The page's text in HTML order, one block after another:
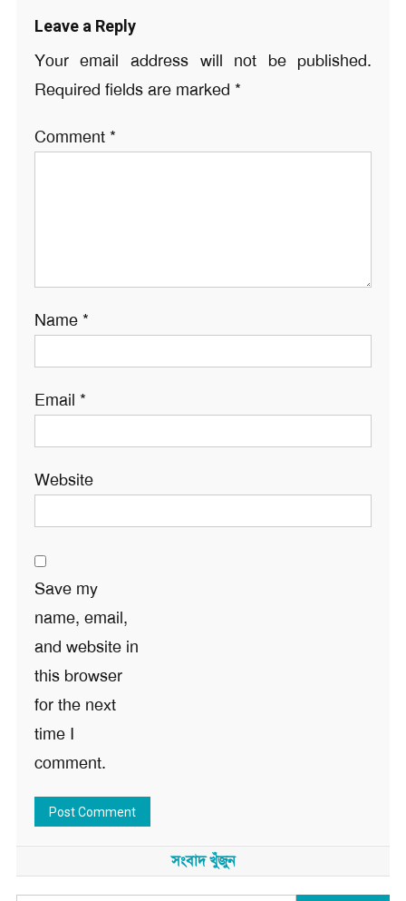
Leave a Reply
Your email address will not be published.
Required fields are marked *
Comment *
Name *
Email *
Website
Save my
name, email,
and website in
this browser
for the next
time I
comment.
সংবাদ খুঁজুন